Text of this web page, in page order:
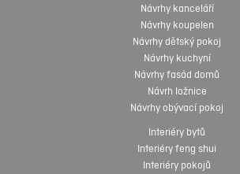
Návrhy kanceláří
Návrhy koupelen
Návrhy dětský pokoj
Návrhy kuchyní
Návrhy fasád domů
Návrh ložnice
Návrhy obývací pokoj
Interiéry bytů
Interiéry feng shui
Interiéry pokojů